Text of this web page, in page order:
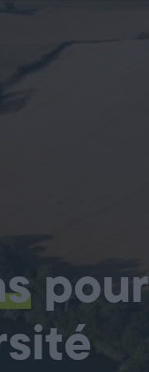
pour